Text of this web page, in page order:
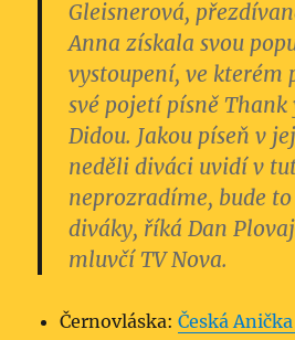
Gleisnerová,
Anna získala svou
vystoupení, ve kterém
své pojetí písně Thank
Didou. Jakou píseň v
neděli diváci uvidí v
neprozradíme, bude
diváky, říká Dan
mluvčí TV Nova.
Černovláska:Česká